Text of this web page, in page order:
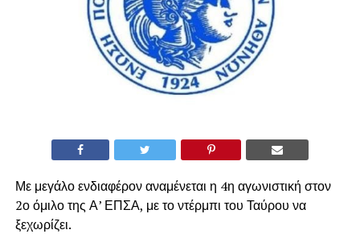
Με μεγάλο ενδιαφέρον αναμένεται η 4η αγωνιστική στον
2ο όμιλο της Α’ ΕΠΣΑ, με το ντέρμπι του Ταύρου να
ξεχωρίζει.